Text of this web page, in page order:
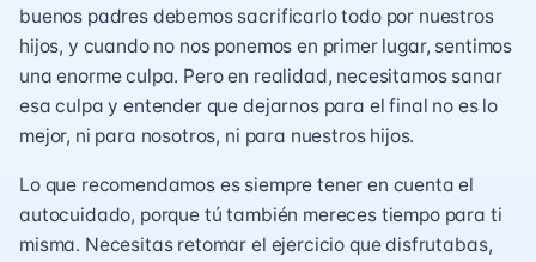
buenos padres debemos sacrificarlo todo por nuestros
hijos, y cuando no nos ponemos en primer lugar, sentimos
una enorme culpa. Pero en realidad, necesitamos sanar
esa culpa y entender que dejarnos para el final no es lo
mejor, ni para nosotros, ni para nuestros hijos.
Lo que recomendamos es siempre tener en cuenta el
autocuidado, porque tú también mereces tiempo para ti
misma. Necesitas retomar el ejercicio que disfrutabas,